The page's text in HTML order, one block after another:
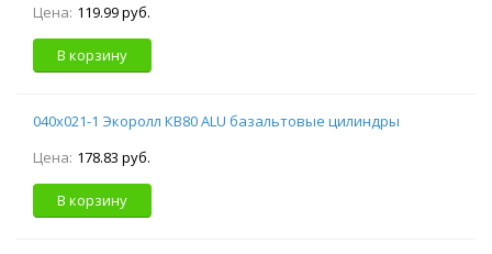
Цена: 119.99 руб.
В корзину
040х021-1 Экоролл КВ80 ALU базальтовые цилиндры
Цена: 178.83 руб.
В корзину